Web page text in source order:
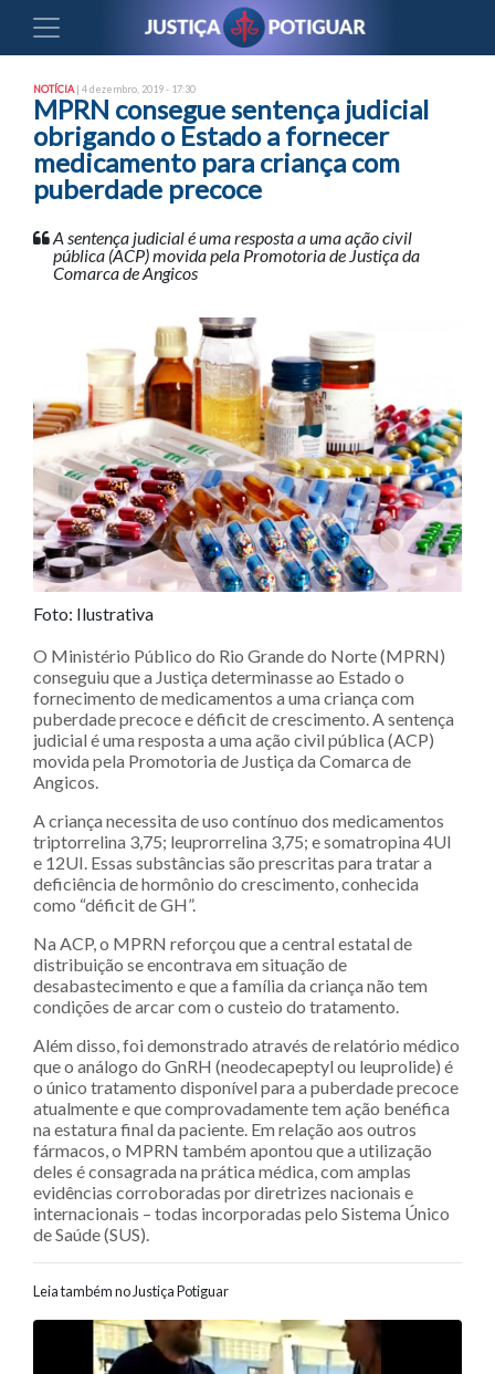
NOTÍCIA | 4 dezembro, 2019 - 17:30
MPRN consegue sentença judicial
obrigando o Estado a fornecer
medicamento para criança com
puberdade precoce
A sentença judicial é uma resposta a uma ação civil
pública (ACP) movida pela Promotoria de Justiça da
Comarca de Angicos
Foto: Ilustrativa
O Ministério Público do Rio Grande do Norte (MPRN)
conseguiu que a Justiça determinasse ao Estado o
fornecimento de medicamentos a uma criança com
puberdade precoce e déficit de crescimento. A sentença
judicial é uma resposta a uma ação civil pública (ACP)
movida pela Promotoria de Justiça da Comarca de
Angicos.
A criança necessita de uso contínuo dos medicamentos
triptorrelina 3,75; leuprorrelina 3,75; e somatropina 4UI
e 12UI. Essas substâncias são prescritas para tratar a
deficiência de hormônio do crescimento, conhecida
como “déficit de GH”.
Na ACP, o MPRN reforçou que a central estatal de
distribuição se encontrava em situação de
desabastecimento e que a família da criança não tem
condições de arcar com o custeio do tratamento.
Além disso, foi demonstrado através de relatório médico
que o análogo do GnRH (neodecapeptyl ou leuprolide) é
o único tratamento disponível para a puberdade precoce
atualmente e que comprovadamente tem ação benéfica
na estatura final da paciente. Em relação aos outros
fármacos, o MPRN também apontou que a utilização
deles é consagrada na prática médica, com amplas
evidências corroboradas por diretrizes nacionais e
internacionais – todas incorporadas pelo Sistema Único
de Saúde (SUS).
Leia também no Justiça Potiguar
Navegação entre posts